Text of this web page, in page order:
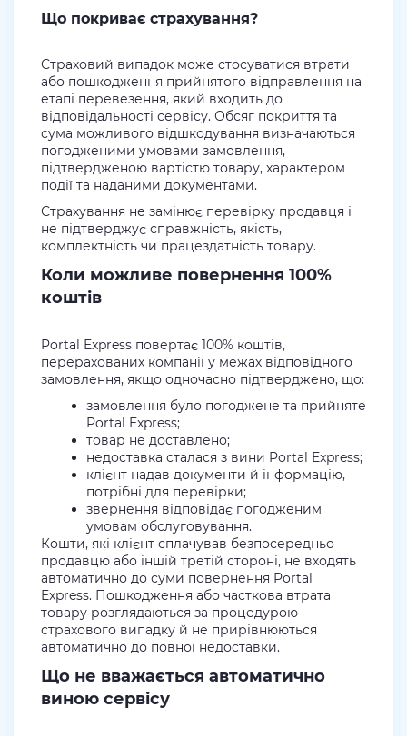
Що покриває страхування?
Страховий випадок може стосуватися втрати
або пошкодження прийнятого відправлення на
етапі перевезення, який входить до
відповідальності сервісу. Обсяг покриття та
сума можливого відшкодування визначаються
погодженими умовами замовлення,
підтвердженою вартістю товару, характером
події та наданими документами.
Страхування не замінює перевірку продавця і
не підтверджує справжність, якість,
комплектність чи працездатність товару.
Коли можливе повернення 100%
коштів
Portal Express повертає 100% коштів,
перерахованих компанії у межах відповідного
замовлення, якщо одночасно підтверджено, що:
замовлення було погоджене та прийняте
Portal Express;
товар не доставлено;
недоставка сталася з вини Portal Express;
клієнт надав документи й інформацію,
потрібні для перевірки;
звернення відповідає погодженим
умовам обслуговування.
Кошти, які клієнт сплачував безпосередньо
продавцю або іншій третій стороні, не входять
автоматично до суми повернення Portal
Express. Пошкодження або часткова втрата
товару розглядаються за процедурою
страхового випадку й не прирівнюються
автоматично до повної недоставки.
Що не вважається автоматично
виною сервісу